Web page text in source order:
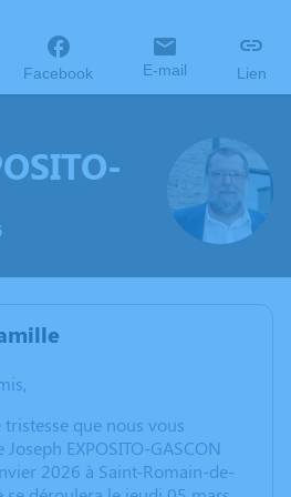
Facebook E-mail Lien
tristesse que nous vous
EXPOSITO-GASCON
2026 à Saint-Romain-de-